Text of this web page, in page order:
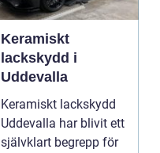
Keramiskt
lackskydd i
Uddevalla
Keramiskt lackskydd
Uddevalla har blivit ett
självklart begrepp för